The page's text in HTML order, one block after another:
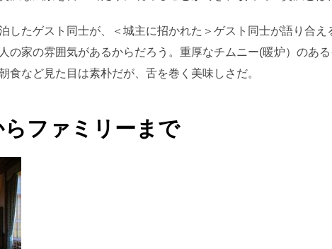
したゲスト同士が、＜城主に招かれた＞ゲスト同士が語り合
の家の雰囲気があるからだろう。重厚なチムニー(暖炉）のあ
食など見た目は素朴だが、舌を巻く美味しさだ。
ファミリーまで